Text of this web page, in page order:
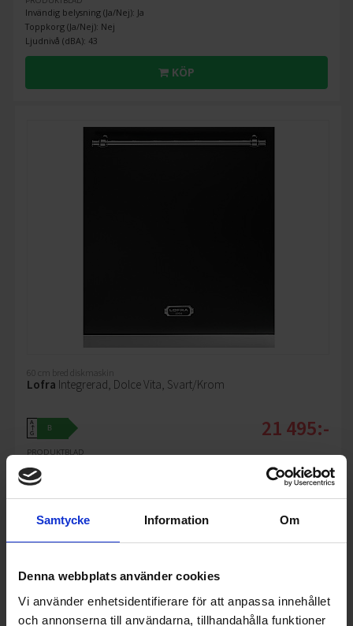
Samtycke Information Om
Denna webbplats använder cookies
Vi använder enhetsidentifierare för att anpassa innehållet
och annonserna till användarna, tillhandahålla funktioner
Invändig belysning (Ja/Nej): Ja
Toppkorg (Ja/Nej): Nej
Ljudnivå (dBA): 43
KÖP
60 cm bred diskmaskin
Lofra Integrerad, Dolce Vita, Svart/Krom
A
↑
G
B
PRODUKTBLAD
Toppkorg (Ja/Nej): Nej
21 495:-
KÖP